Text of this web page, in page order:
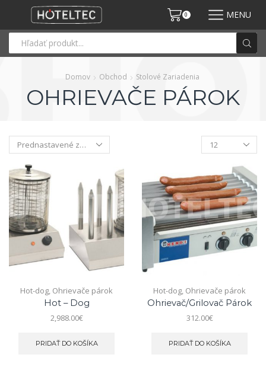
0 MENU
Domov Obchod Stolové Zariadenia
OHRIEVAČE PÁROK
Hot-dog, Ohrievače párok
Hot – Dog
2,988.00€
PRIDAŤ DO KOŠÍKA
Hot-dog, Ohrievače párok
Ohrievač/grilovač Párok
312.00€
PRIDAŤ DO KOŠÍKA